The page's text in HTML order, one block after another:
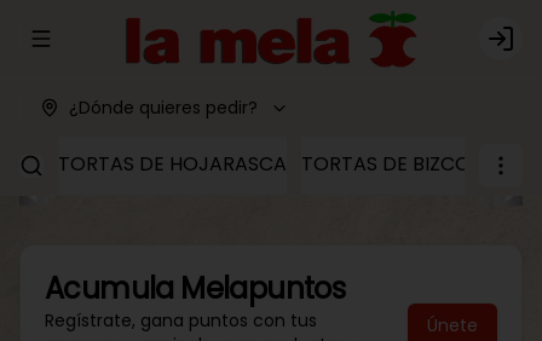
Abrir menu de navegación Login
¿Dónde quieres pedir?
TORTAS DE HOJARASCA TORTAS DE BIZCOCHO
Acumula Melapuntos
Regístrate, gana puntos con tus
Únete